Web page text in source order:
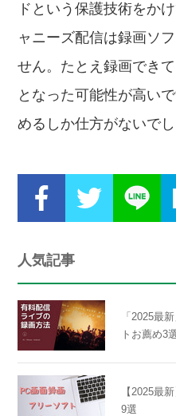
ドという保護技術をか
ャニーズ配信は録画ソ
せん。たとえ録画でき
となった可能性が高い
めるしか仕方がないでし
人気記事
「2025最
トお薦め3
【2025最
9選